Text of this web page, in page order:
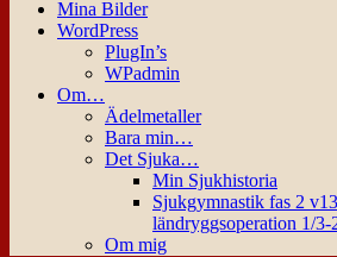
Mina Bilder
WordPress
PlugIn’s
WPadmin
Om…
Ädelmetaller
Bara min…
Det Sjuka…
Min Sjukhistoria
Sjukgymnastik fas 2
ländryggsoperation 1/3-
Om mig